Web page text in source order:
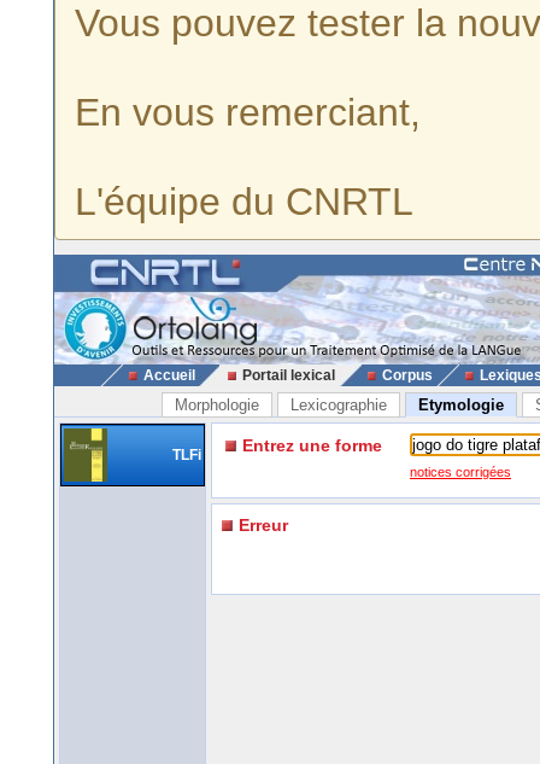
Vous pouvez tester la
En vous remerciant,
L'équipe du CNRTL
Accueil Portail lexical Corpus
Morphologie Lexicographie Etymologie
TLFi Entrez une forme
notices corrigées
Erreur